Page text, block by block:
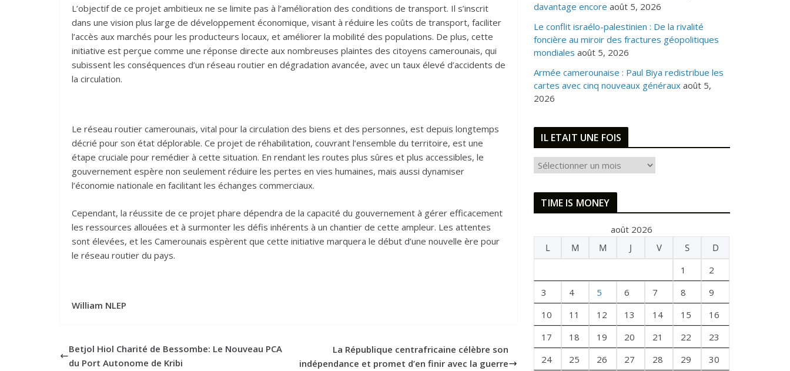
L’objectif de ce projet ambitieux ne se limite pas à l’amélioration des conditions de transport. Il s’inscrit
dans une vision plus large de développement économique, visant à réduire les coûts de transport, faciliter
l’accès aux marchés pour les producteurs locaux, et améliorer la mobilité des populations. De plus, cette
initiative est perçue comme une réponse directe aux nombreuses plaintes des citoyens camerounais, qui
subissent les conséquences d’un réseau routier en dégradation avancée, avec un taux élevé d’accidents de
la circulation.
Le réseau routier camerounais, vital pour la circulation des biens et des personnes, est depuis longtemps
décrié pour son état déplorable. Ce projet de réhabilitation, couvrant l’ensemble du territoire, est une
étape cruciale pour remédier à cette situation. En rendant les routes plus sûres et plus accessibles, le
gouvernement espère non seulement réduire les pertes en vies humaines, mais aussi dynamiser
l’économie nationale en facilitant les échanges commerciaux.
Cependant, la réussite de ce projet phare dépendra de la capacité du gouvernement à gérer efficacement
les ressources allouées et à surmonter les défis inhérents à un chantier de cette ampleur. Les attentes
sont élevées, et les Camerounais espèrent que cette initiative marquera le début d’une nouvelle ère pour
le réseau routier du pays.
William NLEP
Betjol Hiol Charité de Bessombe: Le Nouveau PCA
du Port Autonome de Kribi
La République centrafricaine célèbre son
indépendance et promet d’en finir avec la guerre
davantage encore août 5, 2026
Le conflit israélo-palestinien : De la rivalité
foncière au miroir des fractures géopolitiques
mondiales août 5, 2026
Armée camerounaise : Paul Biya redistribue les
cartes avec cinq nouveaux généraux août 5,
2026
IL ETAIT UNE FOIS
E
I
U
F
S
TIME IS MONEY
août 2026
L
M M J V S
D
1
2
3
4 5 6 7 8
9
10
11 12 13 14 15
16
17
18 19 20 21 22
23
24
25 26 27 28 29
30